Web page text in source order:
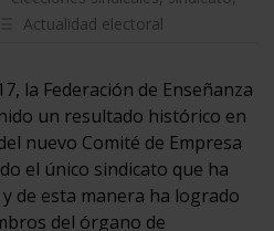
Actualidad electoral
la Federación de Enseñanza
un resultado histórico en
nuevo Comité de Empresa
el único sindicato que ha
de esta manera ha logrado
del órgano de